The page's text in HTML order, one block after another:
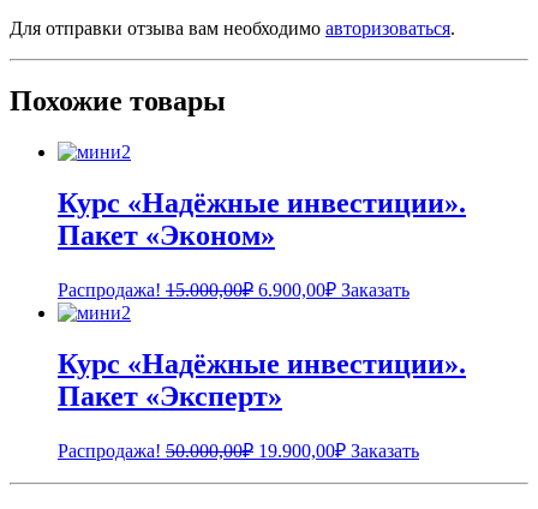
Для отправки отзыва вам необходимо авторизоваться.
Похожие товары
Курс «Надёжные инвестиции».
Пакет «Эконом»
Распродажа! 15.000,00₽ Первоначальная
6.900,00₽Текущая
Заказать
Курс «Надёжные инвестиции».
Пакет «Эксперт»
Распродажа! 50.000,00₽ Первоначальная
составляла
19.900,00₽Текущая
Заказать